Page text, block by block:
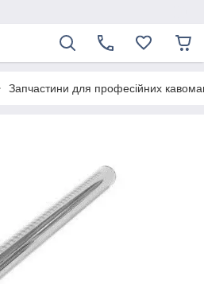
Запчастини для професійних